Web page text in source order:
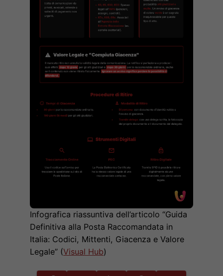
Infografica riassuntiva dell’articolo “Guida
Definitiva alla Posta Raccomandata in
Italia: Codici, Mittenti, Giacenza e Valore
Legale” (Visual Hub)